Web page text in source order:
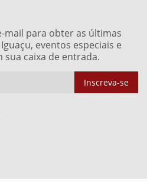
mail para obter as últimas
eventos especiais e
caixa de entrada.
Inscreva-se